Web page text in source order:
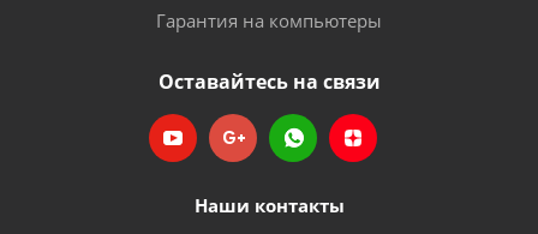
Гарантия на компьютеры
Оставайтесь на связи
Наши контакты